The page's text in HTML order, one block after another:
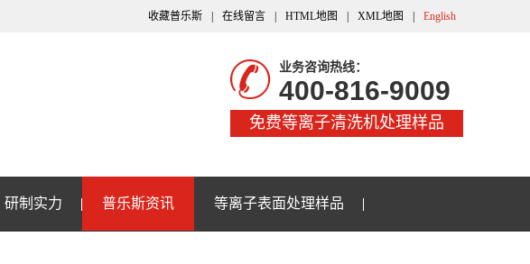
收藏普乐斯 在线留言 HTML地图 XML地图 English
业务咨询热线：
400-816-9009
免费等离子清洗机处理样品
研制实力 普乐斯资讯 等离子表面处理样品